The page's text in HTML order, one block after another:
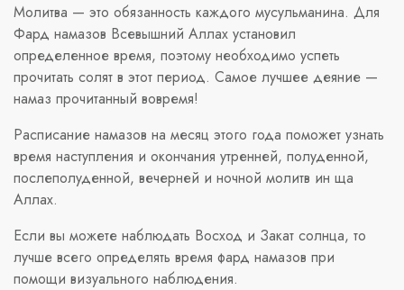
Молитва — это обязанность каждого мусульманина. Для
Фард намазов Всевышний Аллах установил
определенное время, поэтому необходимо успеть
прочитать солят в этот период. Самое лучшее деяние —
намаз прочитанный вовремя!
Расписание намазов на месяц этого года поможет узнать
время наступления и окончания утренней, полуденной,
послеполуденной, вечерней и ночной молитв ин ща
Аллах.
Если вы можете наблюдать Восход и Закат солнца, то
лучше всего определять время фард намазов при
помощи визуального наблюдения.